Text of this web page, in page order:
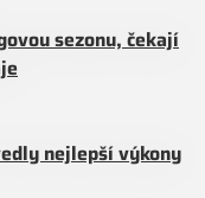
sezonu, čekají
nejlepší výkony